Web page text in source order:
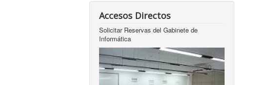
Accesos Directos
Solicitar Reservas del Gabinete de
Informática